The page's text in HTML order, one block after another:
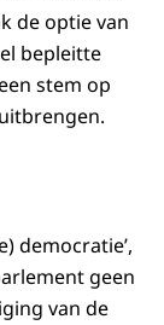
de optie van
bepleitte
stem op
democratie’,
geen
van de